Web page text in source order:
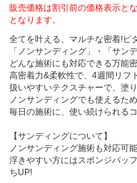
販売価格は割引前の価格表示と
となります。
全てを叶える、マルチな密着!ピ
「ノンサンディング」・「サン
どんな施術にも対応できる万能
高密着力&柔軟性で、4週間リフ
扱いやすいテクスチャーで、塗
ノンサンディングでも使えるた
毎日の施術に、使い続けられる
【サンディングについて】
ノンサンディング施術も対応可能
浮きやすい方にはスポンジバッ
ちUP!